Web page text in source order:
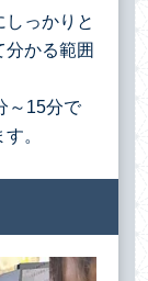
っかりと
かる範囲
～15分で
。